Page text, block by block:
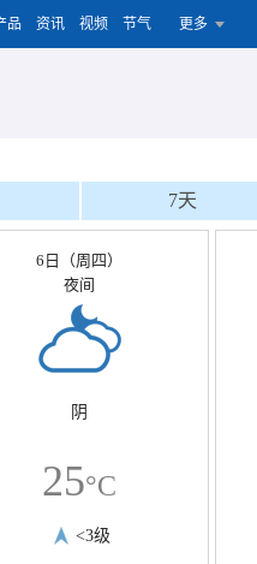
品 资讯 视频 节气 更多
7天
6日（周四）
夜间
阴
25°C
<3级